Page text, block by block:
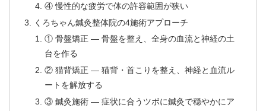
④ 慢性的な疲労で体の許容範囲が狭い
くろちゃん鍼灸整体院の4施術アプローチ
① 骨盤矯正 — 骨盤を整え、全身の血流と神経の土
台を作る
② 猫背矯正 — 猫背・首こりを整え、神経と血流ル
ートを解放する
③ 鍼灸施術 — 症状に合うツボに鍼灸で穏やかにア